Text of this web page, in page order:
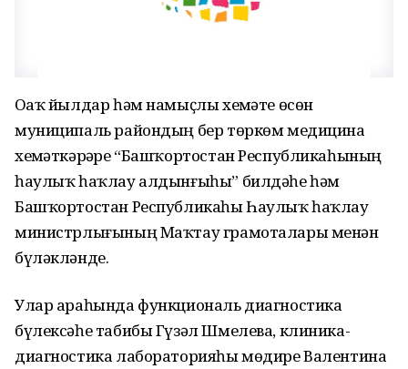
Оҙаҡ йылдар һәм намыҫлы хеҙмәте өсөн
муниципаль райондың бер төркөм медицина
хеҙмәткәрҙәре “Башҡортостан Республикаһының
һаулыҡ һаҡлау алдынғыһы” билдәһе һәм
Башҡортостан Республикаһы Һаулыҡ һаҡлау
министрлығының Маҡтау грамоталары менән
бүләкләнде.
Улар араһында функциональ диагностика
бүлексәһе табибы Гүзәл Шмелева, клиника-
диагностика лабораторияһы мөдире Валентина